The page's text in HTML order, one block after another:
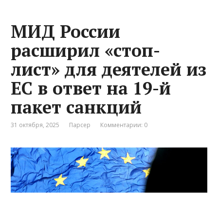
МИД России
расширил «стоп-
лист» для деятелей из
ЕС в ответ на 19-й
пакет санкций
31 октября, 2025 Парсер Комментарии: 0